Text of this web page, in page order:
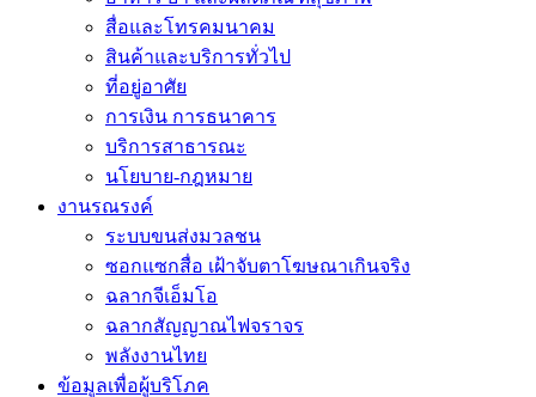
สื่อและโทรคมนาคม
สินค้าและบริการทั่วไป
ที่อยู่อาศัย
การเงิน การธนาคาร
บริการสาธารณะ
นโยบาย-กฎหมาย
งานรณรงค์
ระบบขนส่งมวลชน
ซอกแซกสื่อ เฝ้าจับตาโฆษณาเกินจริง
ฉลากจีเอ็มโอ
ฉลากสัญญาณไฟจราจร
พลังงานไทย
ข้อมูลเพื่อผู้บริโภค